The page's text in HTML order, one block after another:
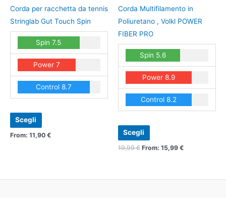
Corda per racchetta da tennis
Stringlab Gut Touch Spin
Spin 7.5
Power 7
Control 8.7
Scegli
varianti.
Le
opzioni
possono
essere
scelte
nella
pagina
From: 11,90 €
Corda Multifilamento in
Poliuretano , Volkl POWER
FIBER PRO
Spin 5.6
Power 8.9
Control 8.2
Scegli
varianti.
opzioni
possono
essere
scelte
nella
pagina
del
19,99€ From: 15,99 €